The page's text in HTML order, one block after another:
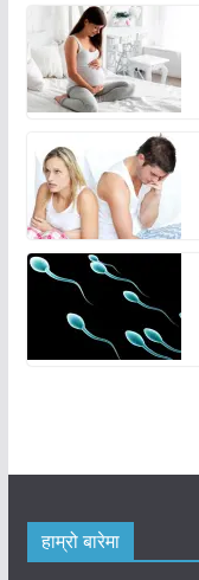
हाम्रो बारेमा